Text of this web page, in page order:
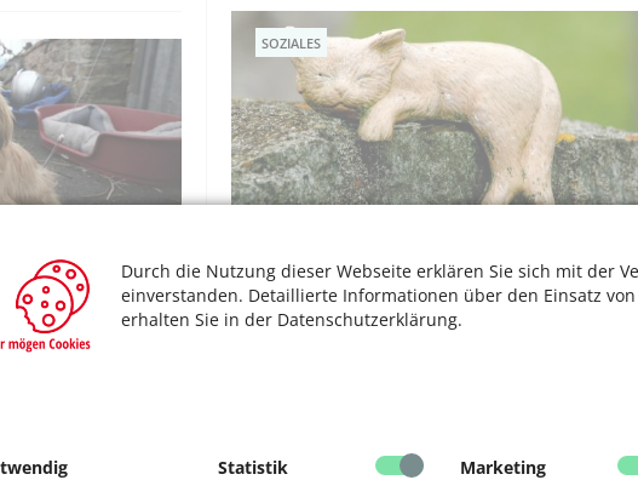
Durch die Nutzung dieser Webseite erklären Sie sich mit der
einverstanden. Detaillierte Informationen über den Einsatz
erhalten Sie in der Datenschutzerklärung.
Statistik
Marketing
Kölner Tiertafel
das eigene
SOZIALES
Selbsthilfegruppe Trauer um ein
Interessenten für den Austausch in Köln gesucht